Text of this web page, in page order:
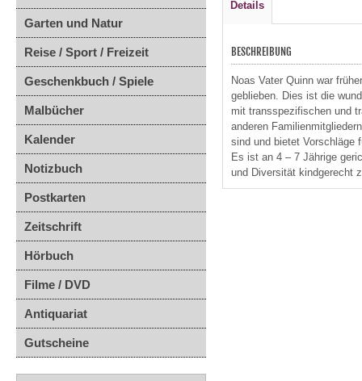
Garten und Natur
Reise / Sport / Freizeit
Geschenkbuch / Spiele
Malbücher
Kalender
Notizbuch
Postkarten
Zeitschrift
Hörbuch
Filme / DVD
Antiquariat
Gutscheine
Details
BESCHREIBUNG
Noas Vater Quinn war
geblieben. Dies ist die
mit transspezifischen und
anderen
sind und bietet Vorschläge
Es ist an 4 – 7 Jährige
und Diversität kindgerecht